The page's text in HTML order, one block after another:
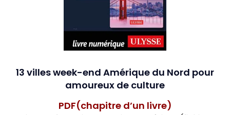
13 villes week-end Amérique du Nord pour
amoureux de culture
PDF(chapitre d’un livre)